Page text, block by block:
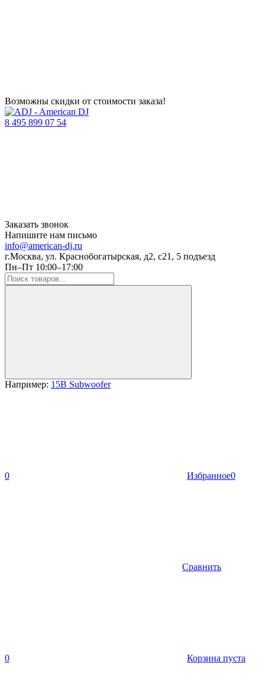
Возможны скидки от стоимости заказа!
8 495 899 07 54
Заказать звонок
Напишите нам письмо
info@american-dj.ru
г.Москва, ул. Краснобогатырская, д2, с21, 5 подъезд
Пн–Пт 10:00–17:00
Например: 15B Subwoofer
0 Избранное0
Сравнить
0 Корзина пуста